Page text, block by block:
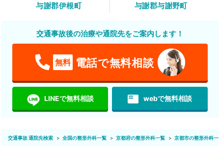
与謝郡伊根町
与謝郡与謝野町
交通事故後の治療や通院先をご案内します！
無料 電話で無料相談
LINEで無料相談 featured_play_list webで無料相談
交通事故 通院先検索 全国の整形外科一覧 京都府の整形外科一覧 京都市の整形外科一